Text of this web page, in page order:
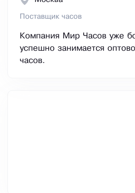
Поставщик часов
Компания Мир Часов уже
успешно занимается
часов.